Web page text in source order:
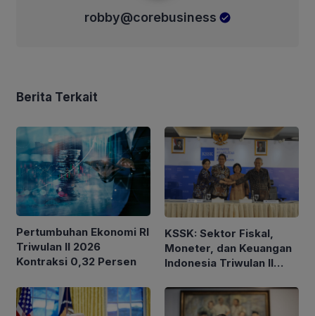
robby@corebusiness
Berita Terkait
Pertumbuhan Ekonomi RI
Triwulan II 2026
Kontraksi 0,32 Persen
KSSK: Sektor Fiskal,
Moneter, dan Keuangan
Indonesia Triwulan II